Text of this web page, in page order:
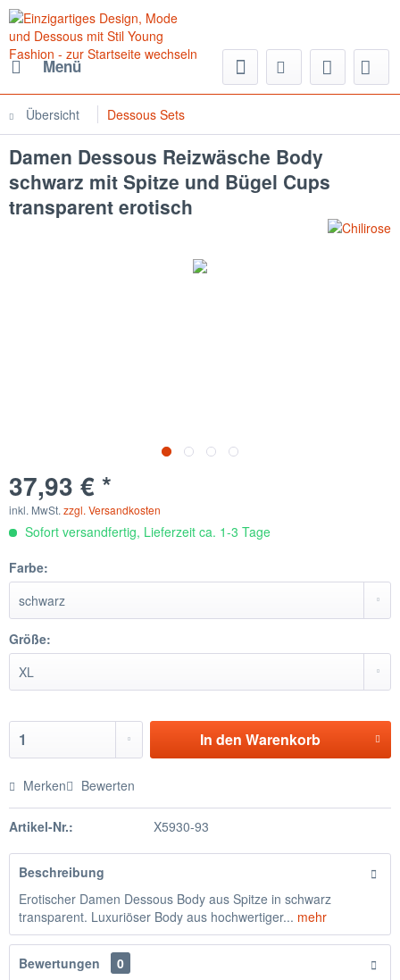
Menü
Übersicht Dessous Sets
Damen Dessous Reizwäsche Body
schwarz mit Spitze und Bügel Cups
transparent erotisch
37,93 € *
inkl. MwSt. zzgl. Versandkosten
Sofort versandfertig, Lieferzeit ca. 1-3 Tage
Farbe:
Größe:
In den Warenkorb
Merken Bewerten
Artikel-Nr.: X5930-93
Beschreibung
Erotischer Damen Dessous Body aus Spitze in schwarz
transparent. Luxuriöser Body aus hochwertiger... mehr
Bewertungen
0